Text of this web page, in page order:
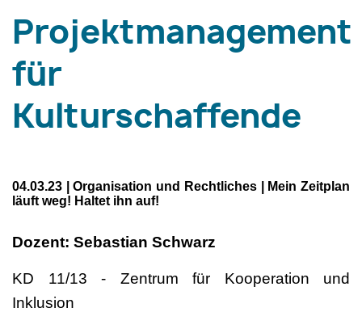
Projektmanagement
für
Kulturschaffende
04.03.23 | Organisation und Rechtliches | Mein Zeitplan
läuft weg! Haltet ihn auf!
Dozent: Sebastian Schwarz
KD 11/13 - Zentrum für Kooperation und
Inklusion